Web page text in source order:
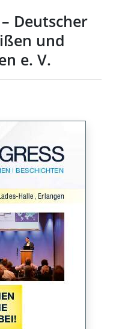
Deutscher
und
e. V.